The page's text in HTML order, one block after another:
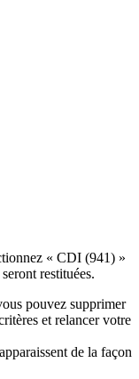
« CDI (941) »
restituées.
pouvez supprimer
et relancer votre
de la façon